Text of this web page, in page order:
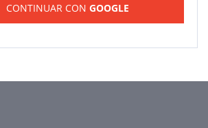
CONTINUAR CON GOOGLE